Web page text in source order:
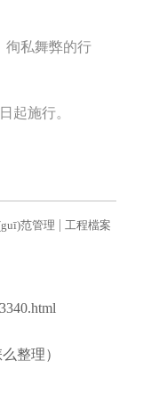
徇私舞弊的行
施行。
范管理 | 工程檔案
整理）